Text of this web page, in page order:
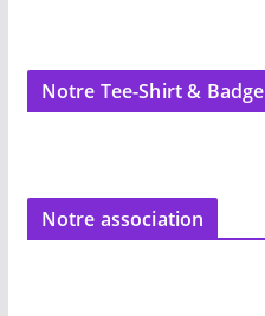
Notre Tee-Shirt & Badge
Notre association